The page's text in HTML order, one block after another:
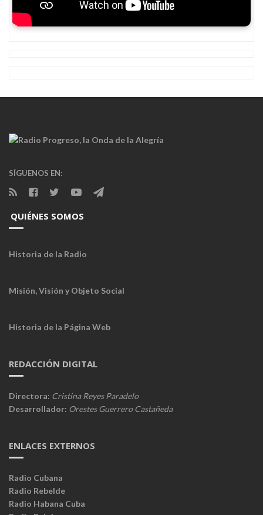
SÍGUENOS EN:
QUIÉNES SOMOS
Historia de la Radio
Misión, Visión y Objeto Social
Historia de la Página Web
REDACCIÓN DIGITAL
Directora: Cristina Reyes Paradelo
Desarrollador: Orestes Guerrero Castañeda
ENLACES EXTERNOS
Radio Cubana
Radio Rebelde
Radio Habana Cuba